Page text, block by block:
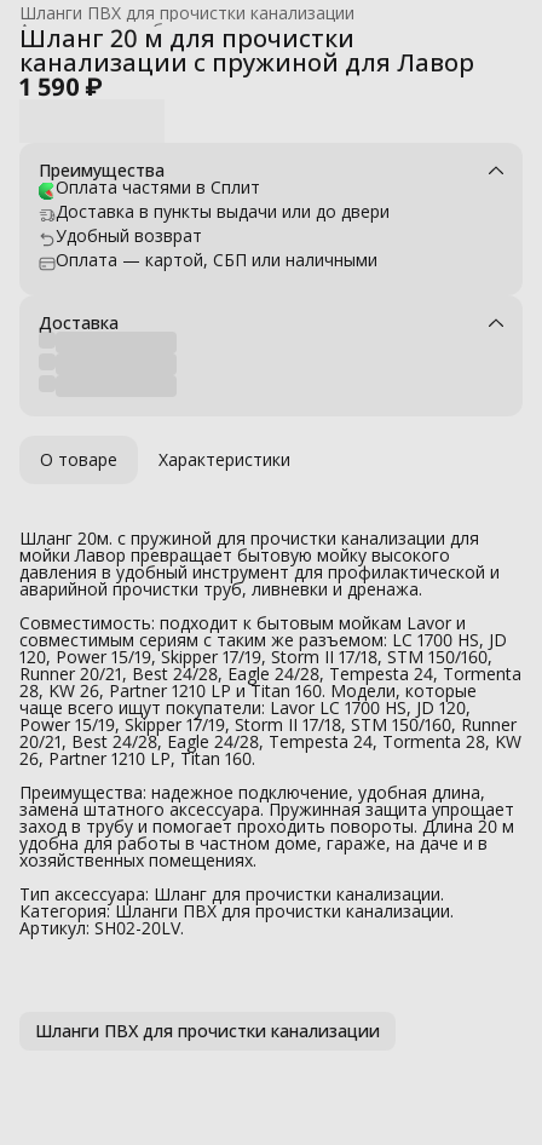
Шланги ПВХ для прочистки канализации
Аксессуары для бытовых моек высокого давления
Главная
Шланг 20 м для прочистки
канализации с пружиной для Лавор
1 590 ₽
Преимущества
Оплата частями в Сплит
Доставка в пункты выдачи или до двери
Удобный возврат
Оплата — картой, СБП или наличными
Доставка
О товаре Характеристики
Шланг 20м. с пружиной для прочистки канализации для
мойки Лавор превращает бытовую мойку высокого
давления в удобный инструмент для профилактической и
аварийной прочистки труб, ливневки и дренажа.
Совместимость: подходит к бытовым мойкам Lavor и
совместимым сериям с таким же разъемом: LC 1700 HS, JD
120, Power 15/19, Skipper 17/19, Storm II 17/18, STM 150/160,
Runner 20/21, Best 24/28, Eagle 24/28, Tempesta 24, Tormenta
28, KW 26, Partner 1210 LP и Titan 160. Модели, которые
чаще всего ищут покупатели: Lavor LC 1700 HS, JD 120,
Power 15/19, Skipper 17/19, Storm II 17/18, STM 150/160, Runner
20/21, Best 24/28, Eagle 24/28, Tempesta 24, Tormenta 28, KW
26, Partner 1210 LP, Titan 160.
Преимущества: надежное подключение, удобная длина,
замена штатного аксессуара. Пружинная защита упрощает
заход в трубу и помогает проходить повороты. Длина 20 м
удобна для работы в частном доме, гараже, на даче и в
хозяйственных помещениях.
Тип аксессуара: Шланг для прочистки канализации.
Категория: Шланги ПВХ для прочистки канализации.
Артикул: SH02-20LV.
Шланги ПВХ для прочистки канализации